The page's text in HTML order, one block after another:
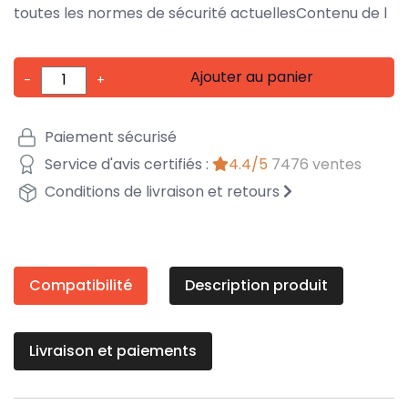
toutes les normes de sécurité actuellesContenu de l
- + Ajouter au panier
Paiement sécurisé
Service d'avis certifiés :
4.4/5 7476 ventes
Conditions de livraison et retours
Compatibilité Description produit
Livraison et paiements